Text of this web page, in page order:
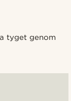
tyget genom